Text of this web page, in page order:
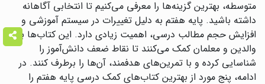
متوسطه، بهترین گزینه‌ها را معرفی می‌کنیم تا انتخابی آگاهانه
داشته باشید. پایه هفتم به دلیل تغییرات در سیستم آموزشی و
افزایش حجم مطالب درسی، اهمیت زیادی دارد. این کتاب‌ها به
والدین و معلمان کمک می‌کنند تا نقاط ضعف دانش‌آموز را
شناسایی کرده و با تمرین‌های هدفمند، آن‌ها را برطرف کنند. در
ادامه، پنج مورد از بهترین کتاب‌های کمک درسی پایه هفتم را